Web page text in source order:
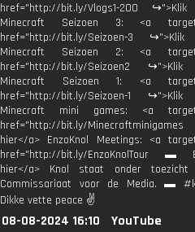
href="http://bit.ly/Vlogs1-200
Minecraft Seizoen 3: <a
href="http://bit.ly/Seizoen-3 ↪">Klik
Minecraft Seizoen 2: <a
href="http://bit.ly/Seizoen2 ↪">Klik
Minecraft Seizoen 1: <a
href="http://bit.ly/Seizoen-1 ↪">Klik
Minecraft mini games: <a
href="http://bit.ly/
hier</a> EnzoKnol Meetings: <a
href="http://bit.ly/EnzoKnolTour ▬
hier</a> Knol staat onder
Commissariaat voor de Media. ▬
Dikke vette peace ✌
08-08-2024 16:10
YouTube